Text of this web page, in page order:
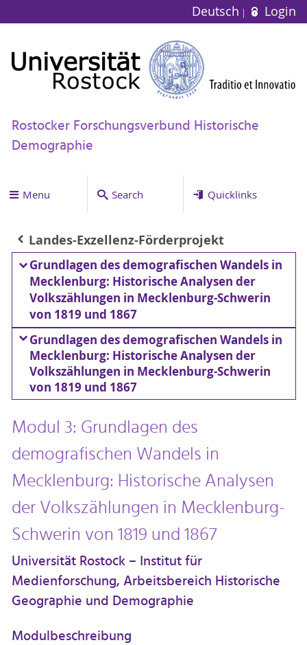
Deutsch Login
Rostocker Forschungsverbund Historische
Demographie
Menu Search Quicklinks
Landes-Exzellenz-Förderprojekt
Grundlagen des demografischen Wandels in
Mecklenburg: Historische Analysen der
Volkszählungen in Mecklenburg-Schwerin
von 1819 und 1867
Grundlagen des demografischen Wandels in
Mecklenburg: Historische Analysen der
Volkszählungen in Mecklenburg-Schwerin
von 1819 und 1867
Modul 3: Grundlagen des
demografischen Wandels in
Mecklenburg: Historische Analysen
der Volkszählungen in Mecklenburg-
Schwerin von 1819 und 1867
Universität Rostock – Institut für
Medienforschung, Arbeitsbereich Historische
Geographie und Demographie
Modulbeschreibung